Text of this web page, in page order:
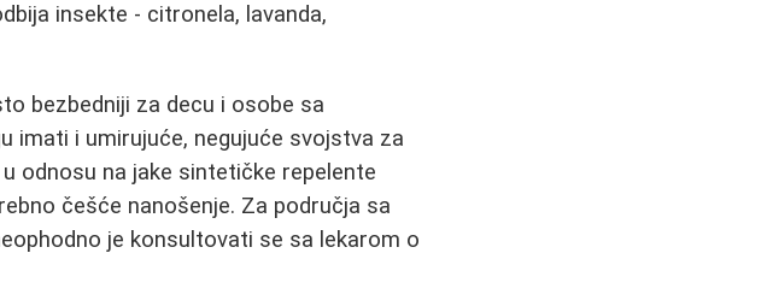
insekte - citronela, lavanda,
bezbedniji za decu i osobe sa
imati i umirujuće, negujuće svojstva za
odnosu na jake sintetičke repelente
češće nanošenje. Za područja sa
je konsultovati se sa lekarom o